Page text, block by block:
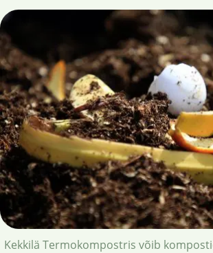
Kekkilä Termokompostris võib